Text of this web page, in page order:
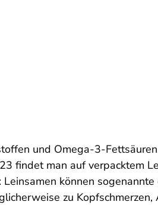
und Omega-3-
findet man auf verpacktem
können
zu